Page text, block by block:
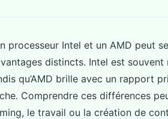
processeur Intel et un AMD peut
distincts. Intel est
qu’AMD brille avec un rapport
Comprendre ces différences
le travail ou la création de